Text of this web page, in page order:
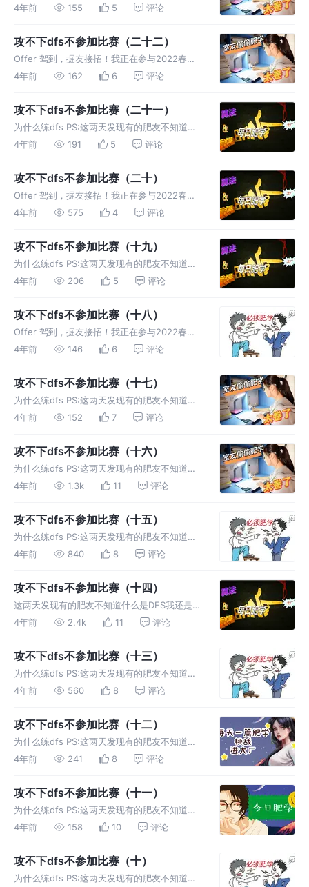
么是DFS我还是简单说一下吧不然这题很难做下
4年前 155 5 评论
攻不下dfs不参加比赛（二十二）
Offer 驾到，掘友接招！我正在参与2022春招
打卡活动，点击查看活动详情。 为什么练dfs
是简单说一下吧不然这题很难做下去。 题目 示
例 1： 示例
4年前 162 6 评论
攻不下dfs不参加比赛（二十一）
为什么练dfs PS:这两天发现有的肥友不知道什
么是DFS我还是简单说一下吧不然这题很难做下
4年前 191 5 评论
攻不下dfs不参加比赛（二十）
Offer 驾到，掘友接招！我正在参与2022春招
打卡活动，点击查看活动详情。 为什么练dfs
是简单说一下吧不然这题很难做下去。 题目 注
意：这道题还不
4年前 575 4 评论
攻不下dfs不参加比赛（十九）
为什么练dfs PS:这两天发现有的肥友不知道什
么是DFS我还是简单说一下吧不然这题很难做下
4年前 206 5 评论
攻不下dfs不参加比赛（十八）
Offer 驾到，掘友接招！我正在参与2022春招
打卡活动，点击查看活动详情。 为什么练dfs
是简单说一下吧不然这题很难做下去。 题目 解
一：dfs
4年前 146 6 评论
攻不下dfs不参加比赛（十七）
为什么练dfs PS:这两天发现有的肥友不知道什
么是DFS我还是简单说一下吧不然这题很难做下
4年前 152 7 评论
攻不下dfs不参加比赛（十六）
为什么练dfs PS:这两天发现有的肥友不知道什
么是DFS我还是简单说一下吧不然这题很难做下
4年前 1.3k 11 评论
攻不下dfs不参加比赛（十五）
为什么练dfs PS:这两天发现有的肥友不知道什
么是DFS我还是简单说一下吧不然这题很难做下
4年前 840 8 评论
攻不下dfs不参加比赛（十四）
这两天发现有的肥友不知道什么是DFS我还是简
单说一下吧不然这题很难做下去。 题目 示例
4年前 2.4k 11 评论
攻不下dfs不参加比赛（十三）
为什么练dfs PS:这两天发现有的肥友不知道什
么是DFS我还是简单说一下吧不然这题很难做下
4年前 560 8 评论
攻不下dfs不参加比赛（十二）
为什么练dfs PS:这两天发现有的肥友不知道什
么是DFS我还是简单说一下吧不然这题很难做下
4年前 241 8 评论
攻不下dfs不参加比赛（十一）
为什么练dfs PS:这两天发现有的肥友不知道什
么是DFS我还是简单说一下吧不然这题很难做下
4年前 158 10 评论
攻不下dfs不参加比赛（十）
为什么练dfs PS:这两天发现有的肥友不知道什